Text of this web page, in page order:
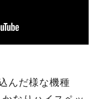
んだ様な機種